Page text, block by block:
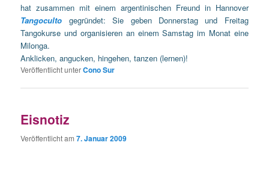
hat zusammen mit einem argentinischen Freund in Hannover
Tangoculto gegründet: Sie geben Donnerstag und Freitag
Tangokurse und organisieren an einem Samstag im Monat eine
Milonga.
Anklicken, angucken, hingehen, tanzen (lernen)!
Veröffentlicht unterCono Sur
Eisnotiz
Veröffentlicht am7. Januar 2009